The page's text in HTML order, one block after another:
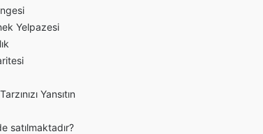
Yelpazesi
Yansıtın
satılmaktadır?